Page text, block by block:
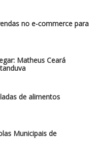
no e-commerce para
Matheus Ceará
de alimentos
Municipais de